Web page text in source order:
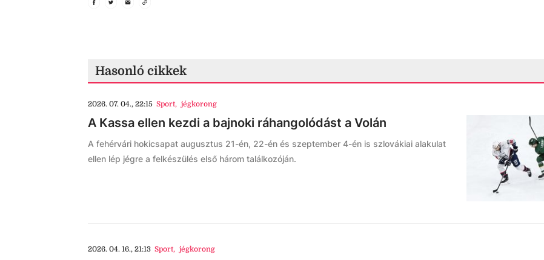
Hasonló cikkek
2026. 07. 04., 22:15 Sport, jégkorong
A Kassa ellen kezdi a bajnoki ráhangolódást a Volán
A fehérvári hokicsapat augusztus 21-én, 22-én és szeptember 4-én is szlovákiai alakulat
ellen lép jégre a felkészülés első három találkozóján.
2026. 04. 16., 21:13 Sport, jégkorong